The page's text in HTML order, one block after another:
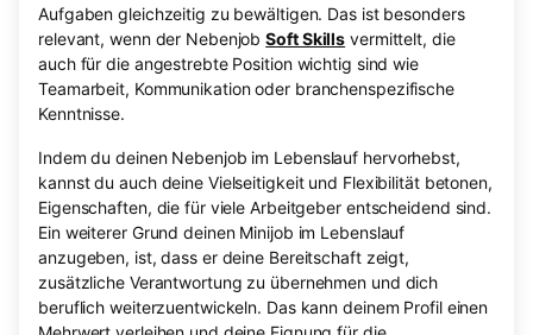
Aufgaben gleichzeitig zu bewältigen. Das ist besonders
relevant, wenn der NebenjobSoft Skills vermittelt, die
auch für die angestrebte Position wichtig sind wie
Teamarbeit, Kommunikation oder branchenspezifische
Kenntnisse.
Indem du deinen Nebenjob im Lebenslauf hervorhebst,
kannst du auch deine Vielseitigkeit und Flexibilität betonen,
Eigenschaften, die für viele Arbeitgeber entscheidend sind.
Ein weiterer Grund deinen Minijob im Lebenslauf
anzugeben, ist, dass er deine Bereitschaft zeigt,
zusätzliche Verantwortung zu übernehmen und dich
beruflich weiterzuentwickeln. Das kann deinem Profil einen